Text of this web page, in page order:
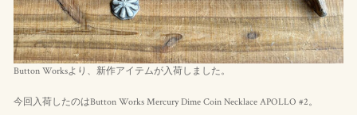
Button Worksより、新作アイテムが入荷しました。
今回入荷したのはButton Works Mercury Dime Coin Necklace APOLLO #2。